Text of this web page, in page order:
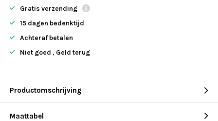
Gratis verzending
15 dagen bedenktijd
Achteraf betalen
Niet goed , Geld terug
Productomschrijving
Maattabel